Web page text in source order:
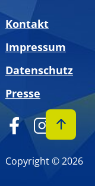
Kontakt
Impressum
Datenschutz
Presse
Copyright © 2026